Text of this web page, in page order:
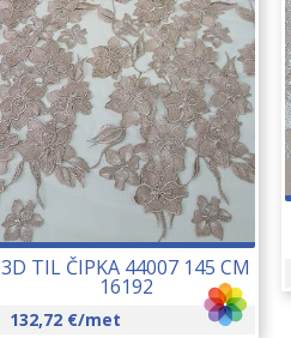
3D TIL ČIPKA 44007 145 CM
16192
132,72 €/met